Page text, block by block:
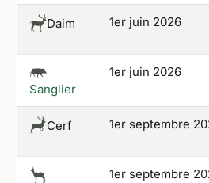
Daim 1er juin 2026
Sanglier
1er juin 2026
Cerf 1er septembre
1er septembre